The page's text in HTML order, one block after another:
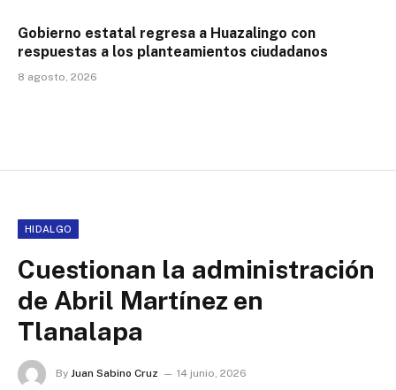
Gobierno estatal regresa a Huazalingo con
respuestas a los planteamientos ciudadanos
8 agosto, 2026
HIDALGO
Cuestionan la administración
de Abril Martínez en
Tlanalapa
By Juan Sabino Cruz
14 junio, 2026